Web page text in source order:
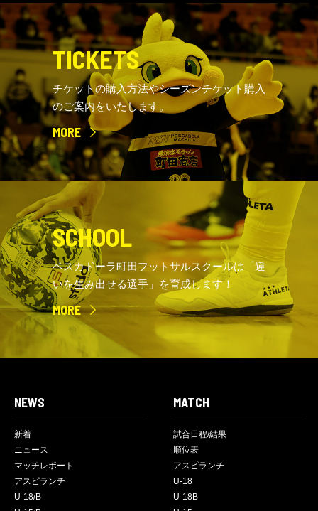
TICKETS
チケットの購入方法やシーズンチケット購入
のご案内をいたします。
MORE
SCHOOL
ペスカドーラ町田フットサルスクールは「違
いを生み出せる選手」を育成します！
MORE
NEWS
新着
ニュース
マッチレポート
アスピランチ
U-18/B
MATCH
試合日程/結果
順位表
アスピランチ
U-18
U-18B